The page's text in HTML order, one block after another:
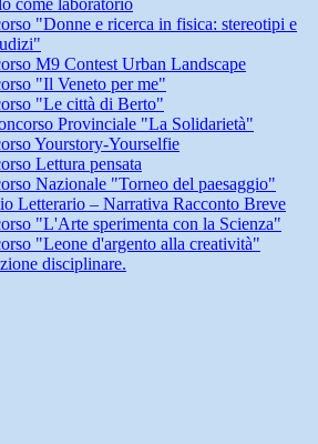
come laboratorio
"Donne e ricerca in fisica: stereotipi e
M9 Contest Urban Landscape
"Il Veneto per me"
"Le città di Berto"
Provinciale "La Solidarietà"
Yourstory-Yourselfie
Lettura pensata
Nazionale "Torneo del paesaggio"
Letterario – Narrativa Racconto Breve
"L'Arte sperimenta con la Scienza"
"Leone d'argento alla creatività"
disciplinare.